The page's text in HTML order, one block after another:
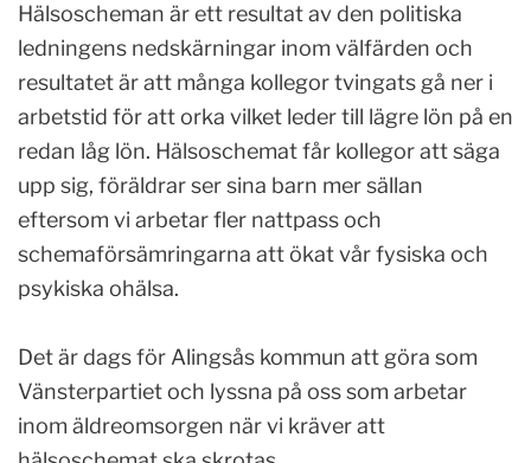
Hälsoscheman är ett resultat av den politiska
ledningens nedskärningar inom välfärden och
resultatet är att många kollegor tvingats gå ner i
arbetstid för att orka vilket leder till lägre lön på en
redan låg lön. Hälsoschemat får kollegor att säga
upp sig, föräldrar ser sina barn mer sällan
eftersom vi arbetar fler nattpass och
schemaförsämringarna att ökat vår fysiska och
psykiska ohälsa.
Det är dags för Alingsås kommun att göra som
Vänsterpartiet och lyssna på oss som arbetar
inom äldreomsorgen när vi kräver att